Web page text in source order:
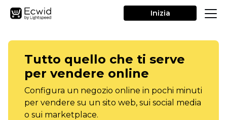
Inizia
Tutto quello che ti serve
per vendere online
Configura un negozio online in pochi minuti
per vendere su un sito web, sui social media
o sui marketplace.